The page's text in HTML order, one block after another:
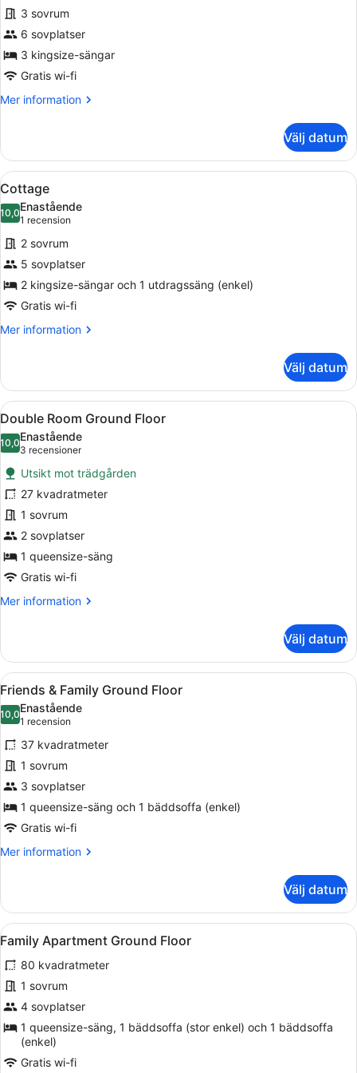
för
Penthouse
3 sovrum
6 sovplatser
3 kingsize-sängar
Gratis wi-fi
Mer information
Mer
Välj datum
Öppna
alla
foton
för
Cottage
Ett sovrum med en säng, två
11
Cottage
10,010,0 av 10
Enastående
1 recension
(1 recension)
2 sovrum
5 sovplatser
2 kingsize-sängar och 1 utdragssäng (enkel)
Gratis wi-fi
Mer information
Mer
Välj datum
Öppna
alla
foton
för
Double
Room
Ground
Floor
Ett hotellrum med en stor säng,
9
Double Room Ground Floor
10,010,0 av 10
Enastående
3 recensioner
(3 recensioner)
Utsikt mot trädgården
27 kvadratmeter
1 sovrum
2 sovplatser
1 queensize-säng
Gratis wi-fi
Mer information
Mer
Room
Ground
Floor
Välj datum
Öppna
alla
foton
för
Friends
&
Family
Ground
Floor
Ett hotellrum med en stor säng,
6
Friends & Family Ground Floor
10,010,0 av 10
Enastående
1 recension
(1 recension)
37 kvadratmeter
1 sovrum
3 sovplatser
1 queensize-säng och 1 bäddsoffa (enkel)
Gratis wi-fi
Mer information
Mer
&
Family
Ground
Välj datum
Öppna
alla
foton
för
Family
Apartment
Ground
Floor
En snyggt bäddad säng med ett
10
Family Apartment Ground Floor
80 kvadratmeter
1 sovrum
4 sovplatser
1 queensize-säng, 1 bäddsoffa (stor enkel) och 1 bäddsoffa
(enkel)
Gratis wi-fi